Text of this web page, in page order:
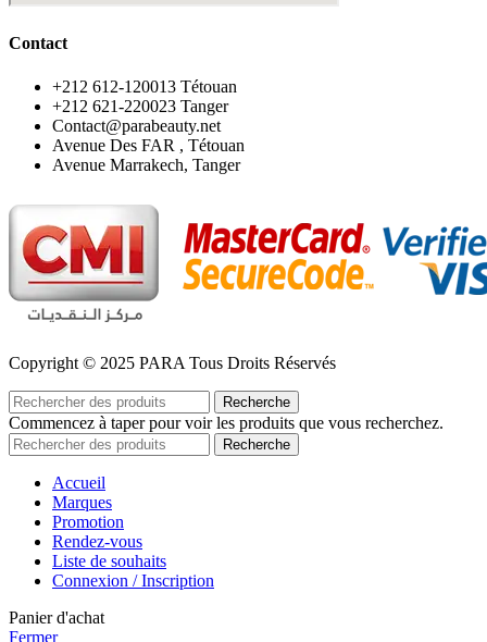
Contact
‪+212 612-120013 Tétouan
‪+212 621-220023 Tanger
Contact@parabeauty.net
Avenue Des FAR , Tétouan
Avenue Marrakech, Tanger
Copyright © 2025 PARA Tous Droits Réservés
Recherche
Commencez à taper pour voir les produits que vous recherchez.
Recherche
Accueil
Marques
Promotion
Rendez-vous
Liste de souhaits
Connexion / Inscription
Panier d'achat
Fermer